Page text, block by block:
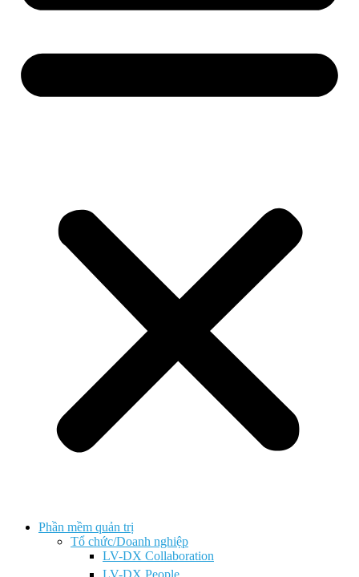
Phần mềm quản trị
Tổ chức/Doanh nghiệp
LV-DX Collaboration
LV-DX People